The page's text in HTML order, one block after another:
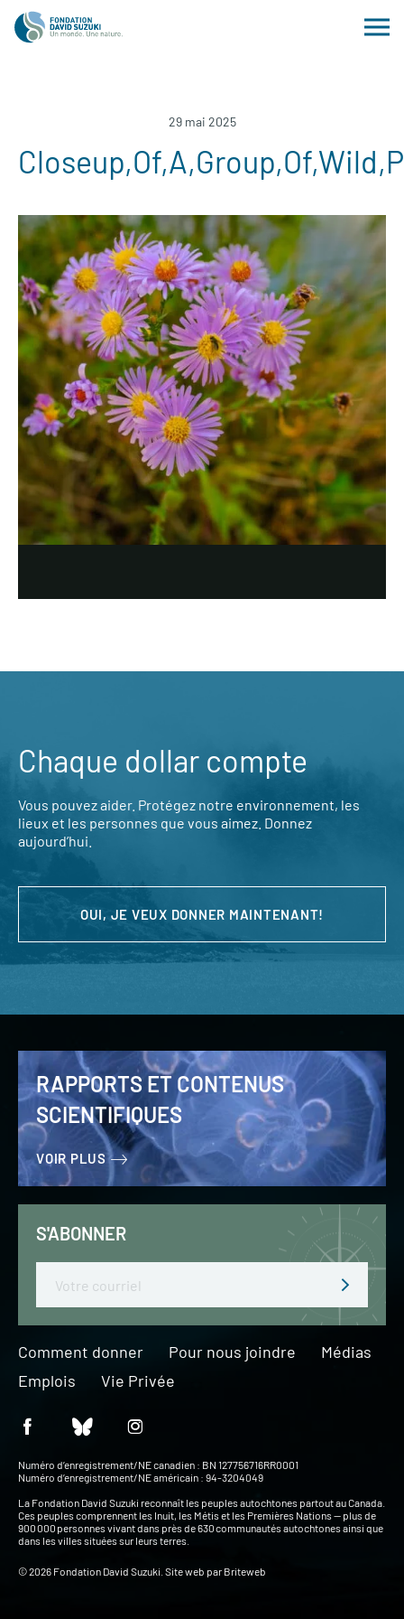
29 mai 2025
Chaque dollar compte
Vous pouvez aider. Protégez notre environnement, les
lieux et les personnes que vous aimez. Donnez
aujourd’hui.
OUI, JE VEUX DONNER MAINTENANT!
RAPPORTS ET CONTENUS
SCIENTIFIQUES
VOIR PLUS
S'ABONNER
Comment donner Pour nous joindre
Médias
Emplois
Vie Privée
Numéro d’enregistrement/NE canadien : BN 127756716RR0001
Numéro d’enregistrement/NE américain : 94-3204049
La Fondation David Suzuki reconnaît les peuples autochtones partout au Canada.
Ces peuples comprennent les Inuit, les Métis et les Premières Nations — plus de
900 000 personnes vivant dans près de 630 communautés autochtones ainsi que
dans les villes situées sur leurs terres.
© 2026 Fondation David Suzuki. Site web par Briteweb